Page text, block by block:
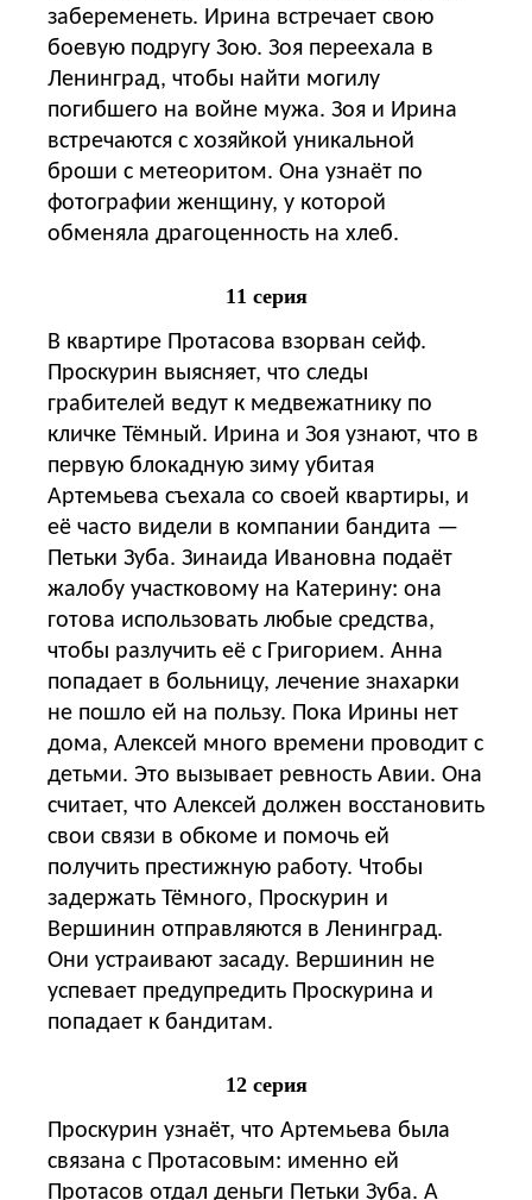
забеременеть. Ирина встречает свою
боевую подругу Зою. Зоя переехала в
Ленинград, чтобы найти могилу
погибшего на войне мужа. Зоя и Ирина
встречаются с хозяйкой уникальной
броши с метеоритом. Она узнаёт по
фотографии женщину, у которой
обменяла драгоценность на хлеб.
11 серия
В квартире Протасова взорван сейф.
Проскурин выясняет, что следы
грабителей ведут к медвежатнику по
кличке Тёмный. Ирина и Зоя узнают, что в
первую блокадную зиму убитая
Артемьева съехала со своей квартиры, и
её часто видели в компании бандита —
Петьки Зуба. Зинаида Ивановна подаёт
жалобу участковому на Катерину: она
готова использовать любые средства,
чтобы разлучить её с Григорием. Анна
попадает в больницу, лечение знахарки
не пошло ей на пользу. Пока Ирины нет
дома, Алексей много времени проводит с
детьми. Это вызывает ревность Авии. Она
считает, что Алексей должен восстановить
свои связи в обкоме и помочь ей
получить престижную работу. Чтобы
задержать Тёмного, Проскурин и
Вершинин отправляются в Ленинград.
Они устраивают засаду. Вершинин не
успевает предупредить Проскурина и
попадает к бандитам.
12 серия
Проскурин узнаёт, что Артемьева была
связана с Протасовым: именно ей
Протасов отдал деньги Петьки Зуба. А